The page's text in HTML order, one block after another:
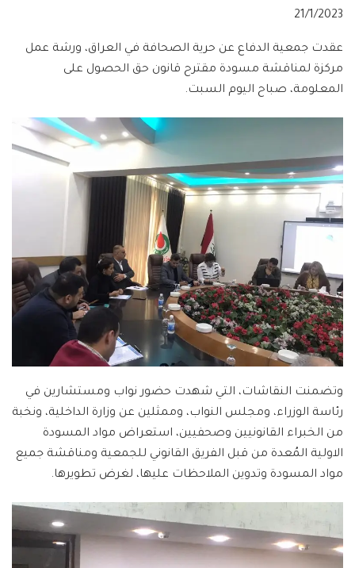
21/1/2023
عقدت جمعية الدفاع عن حرية الصحافة في العراق، ورشة عمل
مركزة لمناقشة مسودة مقترح قانون حق الحصول على
المعلومة، صباح اليوم السبت.
وتضمنت النقاشات، التي شهدت حضور نواب ومستشارين في
رئاسة الوزراء، ومجلس النواب، وممثلين عن وزارة الداخلية، ونخبة
من الخبراء القانونيين وصحفيين، استعراض مواد المسودة
الاولية المُعدة من قبل الفريق القانوني للجمعية ومناقشة جميع
مواد المسودة وتدوين الملاحظات عليها، لغرض تطويرها.